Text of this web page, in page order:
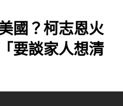
國？柯志恩火
要談家人想清